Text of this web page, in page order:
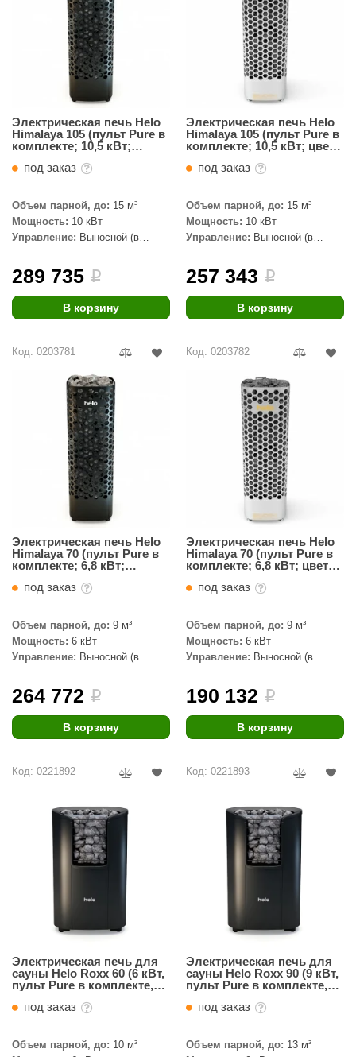
Design
2000
KERN
Sauna
Электрическая печь Helo
Himalaya 105 (пульт Pure в
комплекте; 10,5 кВт;
камней)
под заказ
Объем парной, до: 15 м³
Мощность: 10 кВт
Управление: Выносной (в
289 735 i
В корзину
Электрическая печь Helo
Himalaya 105 (пульт Pure в
комплекте; 10,5 кВт; цвет
под заказ
Объем парной, до: 15 м³
Мощность: 10 кВт
Управление: Выносной (в
257 343 i
В корзину
Код: 0203781
Электрическая печь Helo
Himalaya 70 (пульт Pure в
комплекте; 6,8 кВт;
камней)
под заказ
Объем парной, до: 9 м³
Мощность: 6 кВт
Управление: Выносной (в
264 772 i
В корзину
Код: 0203782
Электрическая печь Helo
Himalaya 70 (пульт Pure в
комплекте; 6,8 кВт; цвет
под заказ
Объем парной, до: 9 м³
Мощность: 6 кВт
Управление: Выносной (в
190 132 i
В корзину
Код: 0221892
Электрическая печь для
сауны Helo Roxx 60 (6 кВт,
пульт Pure в комплекте,
под заказ
Объем парной, до: 10 м³
Код: 0221893
Электрическая печь для
сауны Helo Roxx 90 (9 кВт,
пульт Pure в комплекте,
под заказ
Объем парной, до: 13 м³